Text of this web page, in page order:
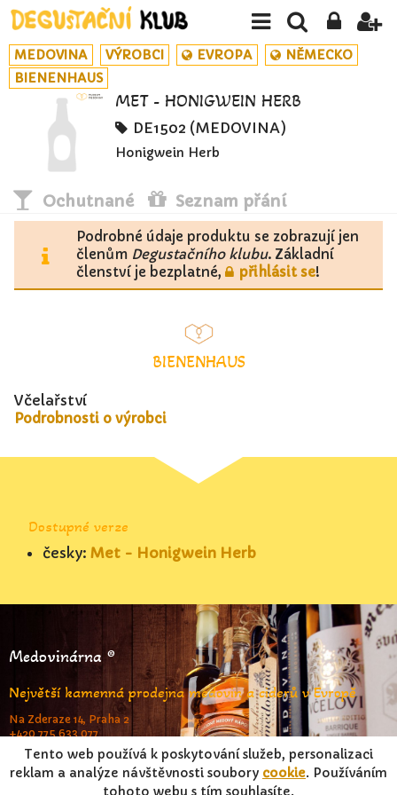
MEDOVINA VÝROBCI EVROPA
NĚMECKO
BIENENHAUS
MET - HONIGWEIN HERB
DE1502 (MEDOVINA)
Honigwein Herb
Ochutnané Seznam přání
Podrobné údaje produktu se zobrazují jen
členům Degustačního klubu. Základní
členství je bezplatné,
přihlásit se!
BIENENHAUS
Včelařství
Podrobnosti o výrobci
Dostupné verze
česky: Met - Honigwein Herb
Medovinárna ®
Největší kamenná prodejna medovin a ciderů v Evropě
Na Zderaze 14, Praha 2
+420 775 633 077
www.medovinarna.cz
Tento web používá k poskytování služeb, personalizaci
reklam a analýze návštěvnosti soubory cookie. Používáním
tohoto webu s tím souhlasíte.